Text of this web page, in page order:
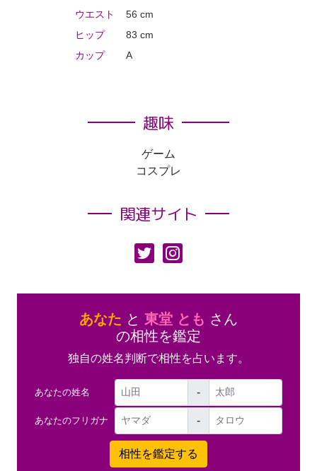
ウエスト
56 cm
ヒップ
83 cm
カップ
A
趣味
ゲーム
コスプレ
関連サイト
あなた と 東堂 とも さん
の相性を鑑定
独自の姓名判断で相性を占います。
あなたの姓名 -
あなたのフリガナ -